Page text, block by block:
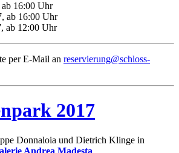
16:00 Uhr
ab 16:00 Uhr
ab 12:00 Uhr
per E-Mail an reservierung@schloss-
2017
Donnaloia und Dietrich Klinge in
Andrea Madesta.